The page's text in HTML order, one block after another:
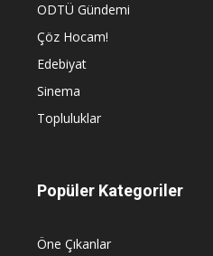
ODTÜ Gündemi
Çöz Hocam!
Edebiyat
Sinema
Topluluklar
Popüler Kategoriler
Öne Çıkanlar